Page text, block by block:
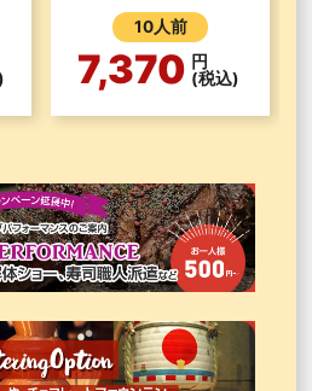
10人前
7,370 円
(税込)